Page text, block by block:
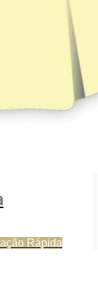
Rápida